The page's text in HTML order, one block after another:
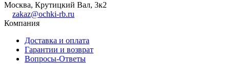
Москва, Крутицкий Вал, 3к2
zakaz@ochki-rb.ru
Компания
Доставка и оплата
Гарантии и возврат
Вопросы-Ответы